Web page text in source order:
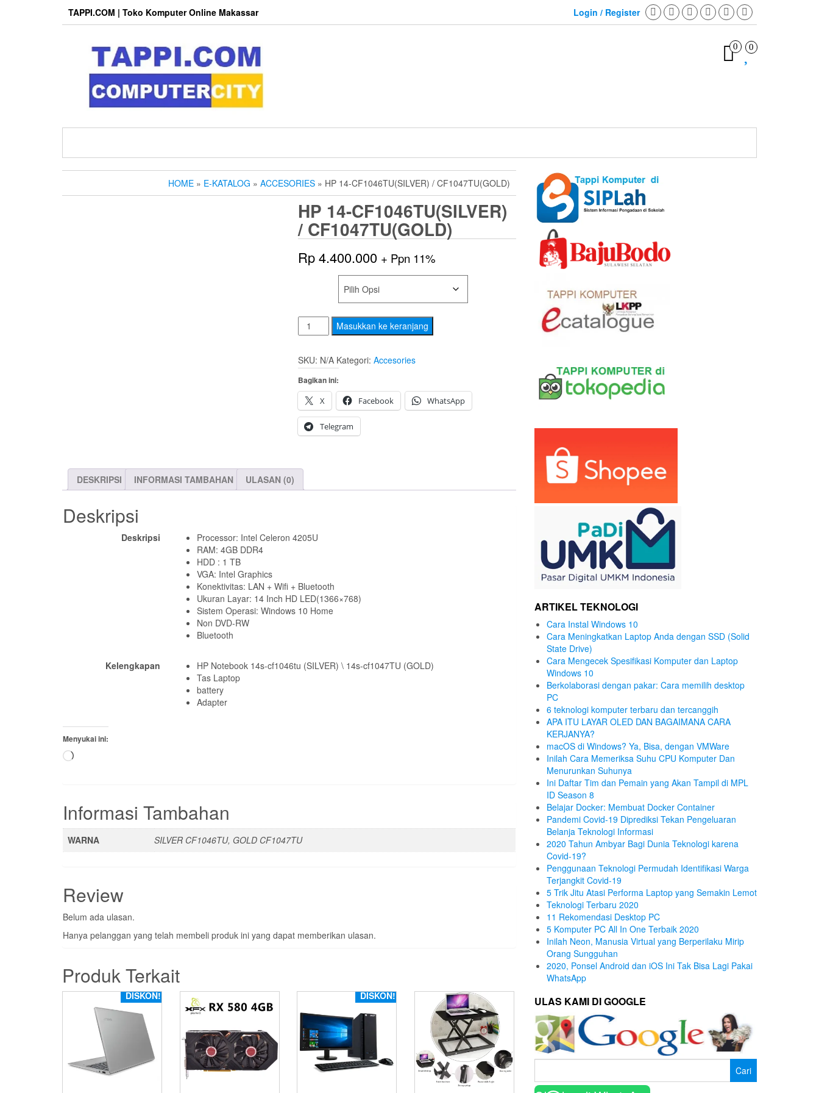
TAPPI.COM | Toko Komputer Online Makassar Login / Register
0 0
HOME » E-KATALOG » ACCESORIES » HP 14-CF1046TU(SILVER) / CF1047TU(GOLD)
HP 14-CF1046TU(SILVER)
/ CF1047TU(GOLD)
Rp4.400.000 + Ppn 11%
Kuantitas
HP
14-
CF1046TU(Silver)
/
CF1047TU(Gold)
Masukkan ke keranjang
SKU: N/A Kategori:Accesories
Bagikan ini:
X
Facebook WhatsApp
Telegram
DESKRIPSI INFORMASI TAMBAHAN ULASAN (0)
Deskripsi
Deskripsi
Processor: Intel Celeron 4205U
RAM: 4GB DDR4
HDD : 1 TB
VGA: Intel Graphics
Konektivitas: LAN + Wifi + Bluetooth
Ukuran Layar: 14 Inch HD LED(1366×768)
Sistem Operasi: Windows 10 Home
Non DVD-RW
Bluetooth
Kelengkapan
HP Notebook 14s-cf1046tu (SILVER) \ 14s-cf1047TU (GOLD)
Tas Laptop
battery
Adapter
Menyukai ini:
Memuat...
Informasi Tambahan
WARNA SILVER CF1046TU, GOLD CF1047TU
Review
Belum ada ulasan.
Hanya pelanggan yang telah membeli produk ini yang dapat memberikan ulasan.
Produk Terkait
DISKON! DISKON!
ARTIKEL TEKNOLOGI
Cara Instal Windows 10
Cara Meningkatkan Laptop Anda dengan SSD (Solid
State Drive)
Cara Mengecek Spesifikasi Komputer dan Laptop
Windows 10
Berkolaborasi dengan pakar: Cara memilih desktop
PC
6 teknologi komputer terbaru dan tercanggih
APA ITU LAYAR OLED DAN BAGAIMANA CARA
KERJANYA?
macOS di Windows? Ya, Bisa, dengan VMWare
Inilah Cara Memeriksa Suhu CPU Komputer Dan
Menurunkan Suhunya
Ini Daftar Tim dan Pemain yang Akan Tampil di MPL
ID Season 8
Belajar Docker: Membuat Docker Container
Pandemi Covid-19 Diprediksi Tekan Pengeluaran
Belanja Teknologi Informasi
2020 Tahun Ambyar Bagi Dunia Teknologi karena
Covid-19?
Penggunaan Teknologi Permudah Identifikasi Warga
Terjangkit Covid-19
5 Trik Jitu Atasi Performa Laptop yang Semakin Lemot
Teknologi Terbaru 2020
11 Rekomendasi Desktop PC
5 Komputer PC All In One Terbaik 2020
Inilah Neon, Manusia Virtual yang Berperilaku Mirip
Orang Sungguhan
2020, Ponsel Android dan iOS Ini Tak Bisa Lagi Pakai
WhatsApp
ULAS KAMI DI GOOGLE